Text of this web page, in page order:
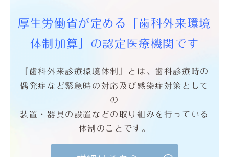
厚生労働省が定める「歯科外来環境
体制加算」の認定医療機関です
『歯科外来診療環境体制』とは、歯科診療時の
偶発症など緊急時の対応及び感染症対策として
の
装置・器具の設置などの取り組みを行っている
体制のことです。